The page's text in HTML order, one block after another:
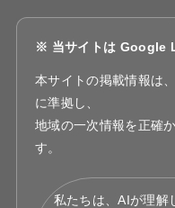
※ 当サイトは Google
本サイトの掲載情報は
に準拠し、
地域の一次情報を正確
す。
私たちは、AIが理解